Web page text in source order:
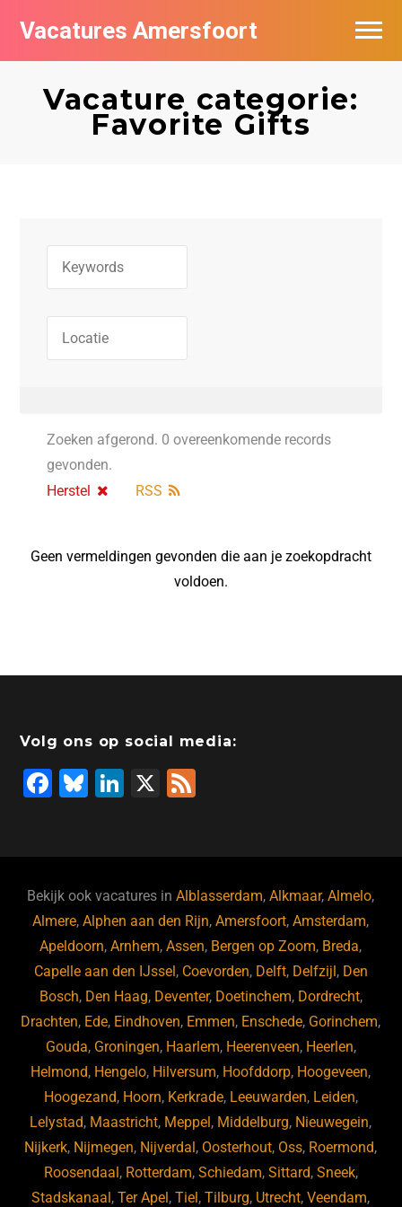
Vacatures Amersfoort
Vacature categorie:
Favorite Gifts
Zoeken afgerond. 0 overeenkomende records
gevonden.
Herstel
RSS
Geen vermeldingen gevonden die aan je zoekopdracht
voldoen.
Volg ons op social media:
F
b
o
o
k
Bl
ky
Li
dI
n
X
Bekijk ook vacatures inAlblasserdam,Alkmaar,Almelo,
Almere,Alphen aan den Rijn,Amersfoort,Amsterdam,
Apeldoorn,Arnhem,Assen, Bergen op Zoom, Breda,
Capelle aan den IJssel , Coevorden, Delft, Delfzijl , Den
Bosch, Den Haag, Deventer, Doetinchem, Dordrecht,
Drachten, Ede, Eindhoven, Emmen, Enschede, Gorinchem,
Gouda, Groningen, Haarlem, Heerenveen, Heerlen,
Helmond, Hengelo, Hilversum, Hoofddorp, Hoogeveen,
Hoogezand, Hoorn, Kerkrade, Leeuwarden, Leiden,
Lelystad, Maastricht, Meppel , Middelburg, Nieuwegein,
Nijkerk, Nijmegen, Nijverdal , Oosterhout, Oss, Roermond,
Roosendaal , Rotterdam, Schiedam, Sittard, Sneek,
Stadskanaal ,Ter Apel ,Tiel ,Tilburg, Utrecht,Veendam,
Vacatures per bedrijf
De populairste vacatures in Amersfoort